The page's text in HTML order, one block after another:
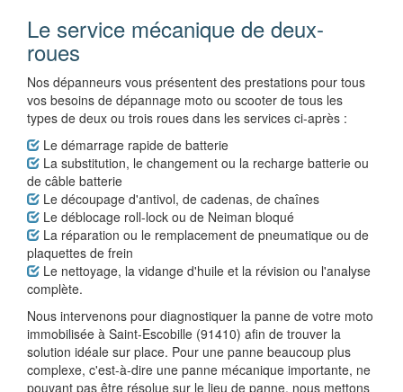
Le service mécanique de deux-
roues
Nos dépanneurs vous présentent des prestations pour tous
vos besoins de dépannage moto ou scooter de tous les
types de deux ou trois roues dans les services ci-après :
Le démarrage rapide de batterie
La substitution, le changement ou la recharge batterie ou
de câble batterie
Le découpage d'antivol, de cadenas, de chaînes
Le déblocage roll-lock ou de Neiman bloqué
La réparation ou le remplacement de pneumatique ou de
plaquettes de frein
Le nettoyage, la vidange d'huile et la révision ou l'analyse
complète.
Nous intervenons pour diagnostiquer la panne de votre moto
immobilisée à Saint-Escobille (91410) afin de trouver la
solution idéale sur place. Pour une panne beaucoup plus
complexe, c'est-à-dire une panne mécanique importante, ne
pouvant pas être résolue sur le lieu de panne, nous mettons